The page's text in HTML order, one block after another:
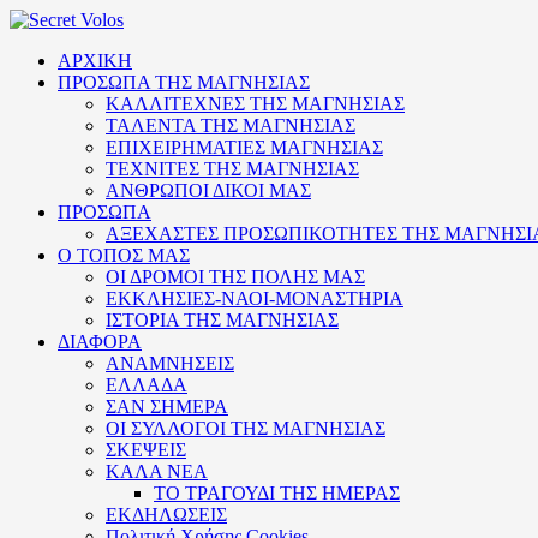
ΑΡΧΙΚΗ
ΠΡΟΣΩΠΑ ΤΗΣ ΜΑΓΝΗΣΙΑΣ
ΚΑΛΛΙΤΕΧΝΕΣ ΤΗΣ ΜΑΓΝΗΣΙΑΣ
ΤΑΛΕΝΤΑ ΤΗΣ ΜΑΓΝΗΣΙΑΣ
ΕΠΙΧΕΙΡΗΜΑΤΙΕΣ ΜΑΓΝΗΣΙΑΣ
ΤΕΧΝΙΤΕΣ ΤΗΣ ΜΑΓΝΗΣΙΑΣ
ΑΝΘΡΩΠΟΙ ΔΙΚΟΙ ΜΑΣ
ΠΡΟΣΩΠΑ
ΑΞΕΧΑΣΤΕΣ ΠΡΟΣΩΠΙΚΟΤΗΤΕΣ ΤΗΣ
Ο ΤΟΠΟΣ ΜΑΣ
ΟΙ ΔΡΟΜΟΙ ΤΗΣ ΠΟΛΗΣ ΜΑΣ
ΕΚΚΛΗΣΙΕΣ-ΝΑΟΙ-ΜΟΝΑΣΤΗΡΙΑ
ΙΣΤΟΡΙΑ ΤΗΣ ΜΑΓΝΗΣΙΑΣ
ΔΙΑΦΟΡΑ
ΑΝΑΜΝΗΣΕΙΣ
ΕΛΛΑΔΑ
ΣΑΝ ΣΗΜΕΡΑ
ΟΙ ΣΥΛΛΟΓΟΙ ΤΗΣ ΜΑΓΝΗΣΙΑΣ
ΣΚΕΨΕΙΣ
ΚΑΛΑ ΝΕΑ
ΤΟ ΤΡΑΓΟΥΔΙ ΤΗΣ ΗΜΕΡΑΣ
ΕΚΔΗΛΩΣΕΙΣ